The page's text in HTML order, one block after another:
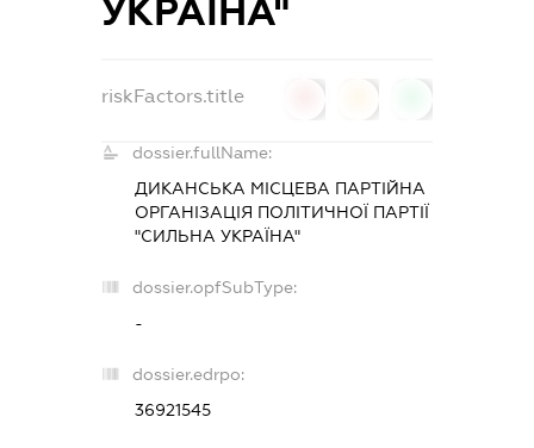
УКРАЇНА"
riskFactors.title
dossier.fullName:
ДИКАНСЬКА МІСЦЕВА ПАРТІЙНА
ОРГАНІЗАЦІЯ ПОЛІТИЧНОЇ ПАРТІЇ
"СИЛЬНА УКРАЇНА"
dossier.opfSubType:
-
dossier.edrpo:
36921545